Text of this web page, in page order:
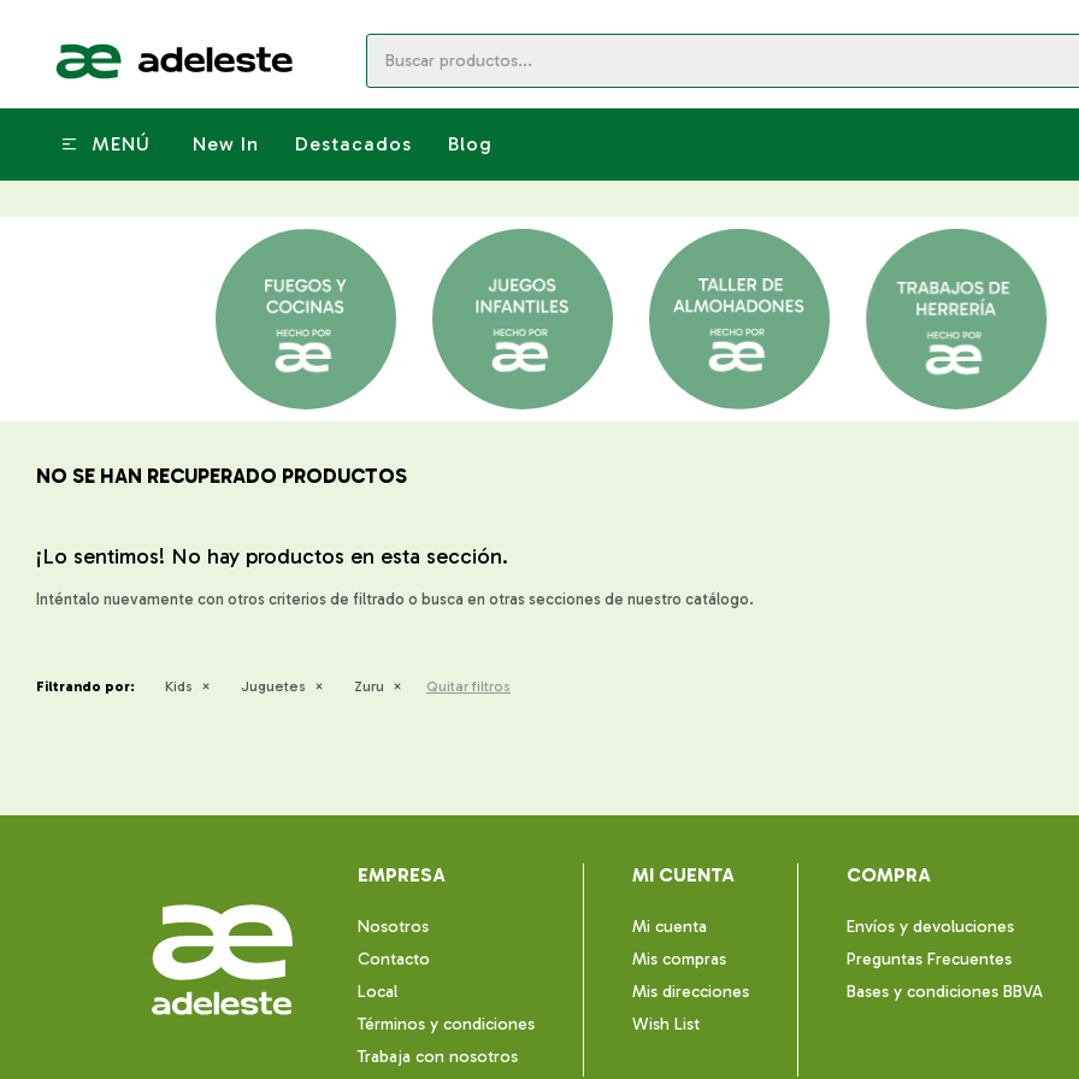
MENÚ New In Destacados Blog
NO SE HAN RECUPERADO PRODUCTOS
¡Lo sentimos! No hay productos en esta sección.
Inténtalo nuevamente con otros criterios de filtrado o busca en otras secciones de nuestro catálogo.
Filtrando por: Kids Juguetes Zuru Quitar filtros
EMPRESA
Nosotros
Contacto
Local
Términos y condiciones
Trabaja con nosotros
MI CUENTA
Mi cuenta
Mis compras
Mis direcciones
Wish List
COMPRA
Envíos y devoluciones
Preguntas Frecuentes
Bases y condiciones BBVA